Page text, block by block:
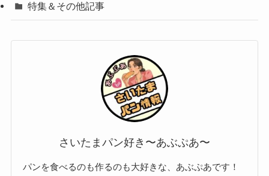
特集＆その他記事
さいたまパン好き〜あぶぷあ〜
パンを食べるのも作るのも大好きな、あぶぷあです！